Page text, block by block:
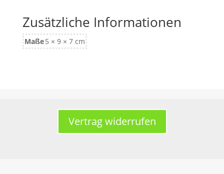
Zusätzliche Informationen
Maße5 × 9 × 7 cm
Vertrag widerrufen